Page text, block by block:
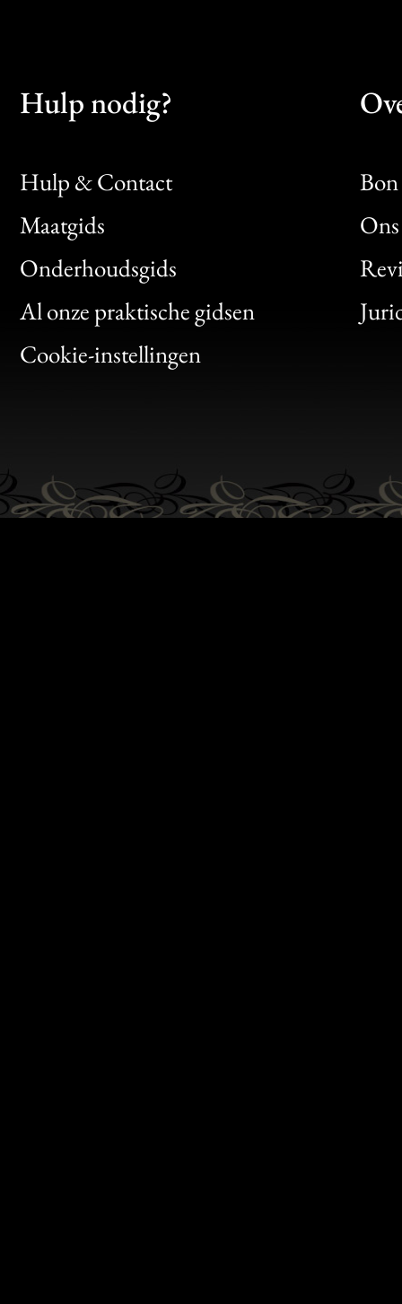
Hulp nodig?
Hulp & Contact
Maatgids
Onderhoudsgids
Al onze praktische gidsen
Cookie-instellingen
Bon
Clic